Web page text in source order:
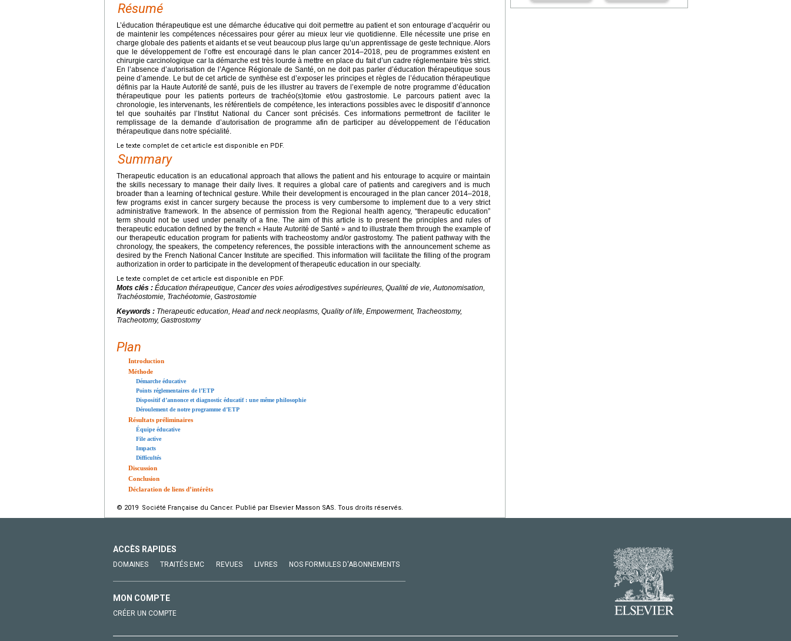
Résumé
L’éducation thérapeutique est une démarche éducative qui doit permettre au patient et son entourage d’acquérir ou
de maintenir les compétences nécessaires pour gérer au mieux leur vie quotidienne. Elle nécessite une prise en
charge globale des patients et aidants et se veut beaucoup plus large qu’un apprentissage de geste technique. Alors
que le développement de l’offre est encouragé dans le plan cancer 2014–2018, peu de programmes existent en
chirurgie carcinologique car la démarche est très lourde à mettre en place du fait d’un cadre réglementaire très strict.
En l’absence d’autorisation de l’Agence Régionale de Santé, on ne doit pas parler d’éducation thérapeutique sous
peine d’amende. Le but de cet article de synthèse est d’exposer les principes et règles de l’éducation thérapeutique
définis par la Haute Autorité de santé, puis de les illustrer au travers de l’exemple de notre programme d’éducation
thérapeutique pour les patients porteurs de trachéo(s)tomie et/ou gastrostomie. Le parcours patient avec la
chronologie, les intervenants, les référentiels de compétence, les interactions possibles avec le dispositif d’annonce
tel que souhaités par l’Institut National du Cancer sont précisés. Ces informations permettront de faciliter le
remplissage de la demande d’autorisation de programme afin de participer au développement de l’éducation
thérapeutique dans notre spécialité.
Le texte complet de cet article est disponible en PDF.
Summary
Therapeutic education is an educational approach that allows the patient and his entourage to acquire or maintain
the skills necessary to manage their daily lives. It requires a global care of patients and caregivers and is much
broader than a learning of technical gesture. While their development is encouraged in the plan cancer 2014–2018,
few programs exist in cancer surgery because the process is very cumbersome to implement due to a very strict
administrative framework. In the absence of permission from the Regional health agency, “therapeutic education”
term should not be used under penalty of a fine. The aim of this article is to present the principles and rules of
therapeutic education defined by the french « Haute Autorité de Santé » and to illustrate them through the example of
our therapeutic education program for patients with tracheostomy and/or gastrostomy. The patient pathway with the
chronology, the speakers, the competency references, the possible interactions with the announcement scheme as
desired by the French National Cancer Institute are specified. This information will facilitate the filling of the program
authorization in order to participate in the development of therapeutic education in our specialty.
Le texte complet de cet article est disponible en PDF.
Mots clés : Éducation thérapeutique, Cancer des voies aérodigestives supérieures, Qualité de vie, Autonomisation,
Trachéostomie, Trachéotomie, Gastrostomie
Keywords : Therapeutic education, Head and neck neoplasms, Quality of life, Empowerment, Tracheostomy,
Tracheotomy, Gastrostomy
Plan
Introduction
Méthode
Démarche éducative
Points réglementaires de l’ETP
Dispositif d’annonce et diagnostic éducatif : une même philosophie
Déroulement de notre programme d’ETP
Résultats préliminaires
Équipe éducative
File active
Impacts
Difficultés
Discussion
Conclusion
Déclaration de liens d’intérêts
© 2019 Société Française du Cancer. Publié par Elsevier Masson SAS. Tous droits réservés.
ACCÈS RAPIDES
DOMAINES TRAITÉS EMC REVUES LIVRES NOS FORMULES D'ABONNEMENTS
MON COMPTE
CRÉER UN COMPTE